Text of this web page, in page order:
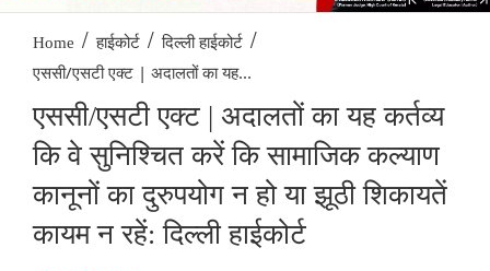
Home / हाईकोर्ट / दिल्ली हाईकोर्ट /
एससी/एसटी एक्ट | अदालतों का यह...
एससी/एसटी एक्ट | अदालतों का यह कर्तव्य
कि वे सुनिश्चित करें कि सामाजिक कल्याण
कानूनों का दुरुपयोग न हो या झूठी शिकायतें
कायम न रहें: दिल्ली हाईकोर्ट